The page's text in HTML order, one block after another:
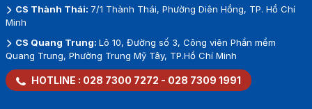
CS Thành Thái: 7/1 Thành Thái, Phường Diên Hồng, TP. Hồ Chí
Minh
CS Quang Trung: Lô 10, Đường số 3, Công viên Phần mềm
Quang Trung, Phường Trung Mỹ Tây, TP.Hồ Chí Minh
HOTLINE : 028 7300 7272 - 028 7309 1991